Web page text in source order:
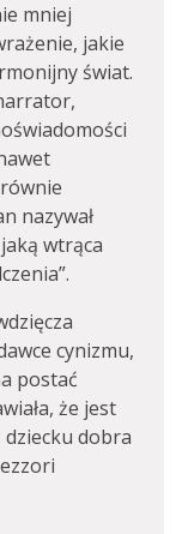
mniej
jakie
świat.
nazywał
wtrąca
cynizmu,
postać
że jest
dobra